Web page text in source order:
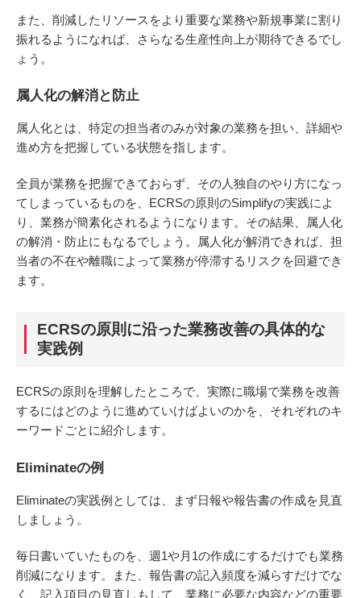
また、削減したリソースをより重要な業務や新規事業に割り
振れるようになれば、さらなる生産性向上が期待できるでし
ょう。
属人化の解消と防止
属人化とは、特定の担当者のみが対象の業務を担い、詳細や
進め方を把握している状態を指します。
全員が業務を把握できておらず、その人独自のやり方になっ
てしまっているものを、ECRSの原則のSimplifyの実践によ
り、業務が簡素化されるようになります。その結果、属人化
の解消・防止にもなるでしょう。属人化が解消できれば、担
当者の不在や離職によって業務が停滞するリスクを回避でき
ます。
ECRSの原則に沿った業務改善の具体的な
実践例
ECRSの原則を理解したところで、実際に職場で業務を改善
するにはどのように進めていけばよいのかを、それぞれのキ
ーワードごとに紹介します。
Eliminateの例
Eliminateの実践例としては、まず日報や報告書の作成を見直
しましょう。
毎日書いていたものを、週1や月1の作成にするだけでも業務
削減になります。また、報告書の記入頻度を減らすだけでな
く、記入項目の見直しもして、業務に必要な内容などの重要